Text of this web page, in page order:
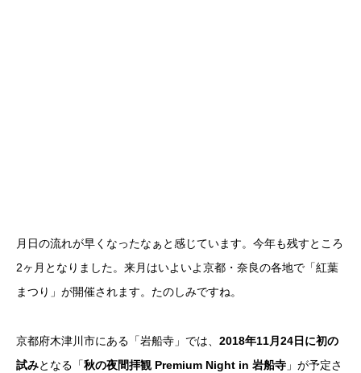
月日の流れが早くなったなぁと感じています。今年も残すところ
2ヶ月となりました。来月はいよいよ京都・奈良の各地で「紅葉
まつり」が開催されます。たのしみですね。
京都府木津川市にある「岩船寺」では、 2018年11月24日に初の
試みとなる「秋の夜間拝観 Premium Night in 岩船寺 」が予定さ